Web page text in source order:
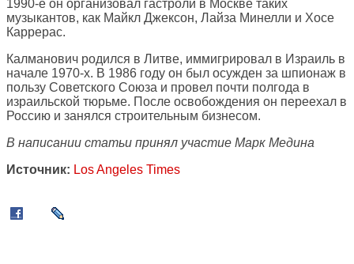
1990-е он организовал гастроли в Москве таких
музыкантов, как Майкл Джексон, Лайза Минелли и Хосе
Каррерас.
Калманович родился в Литве, иммигрировал в Израиль в
начале 1970-х. В 1986 году он был осужден за шпионаж в
пользу Советского Союза и провел почти полгода в
израильской тюрьме. После освобождения он переехал в
Россию и занялся строительным бизнесом.
В написании статьи принял участие Марк Медина
Источник: Los Angeles Times